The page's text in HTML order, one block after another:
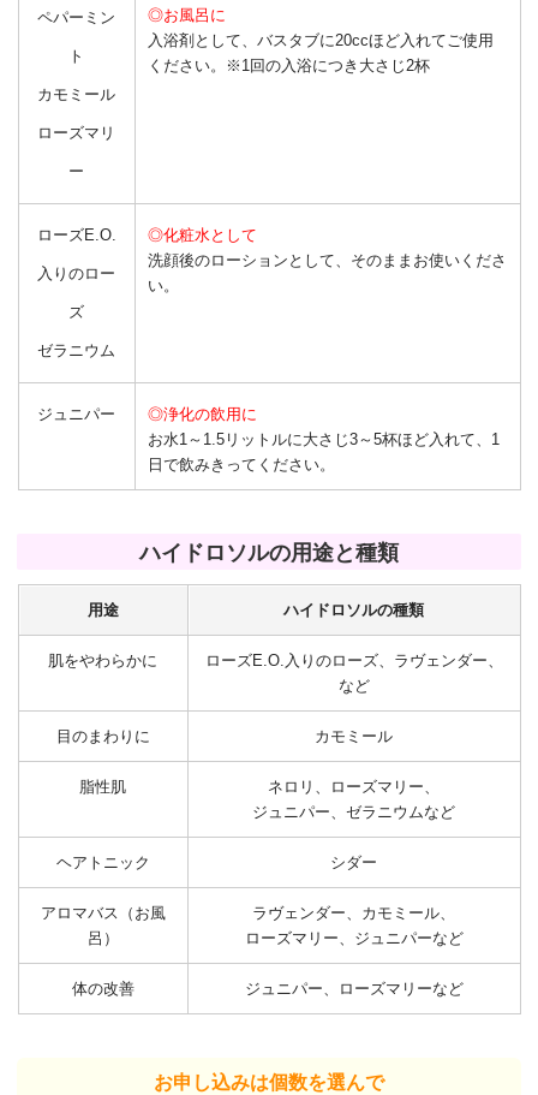
ペパーミン
ト
カモミール
ローズマリ
ー
◎お風呂に
入浴剤として、バスタブに20ccほど入れてご使用
ください。※1回の入浴につき大さじ2杯
ローズE.O.
入りのロー
ズ
ゼラニウム
◎化粧水として
洗顔後のローションとして、そのままお使いくださ
い。
ジュニパー
◎浄化の飲用に
お水1～1.5リットルに大さじ3～5杯ほど入れて、1
日で飲みきってください。
ハイドロソルの用途と種類
用途 ハイドロソルの種類
肌をやわらかに
ローズE.O.入りのローズ、ラヴェンダー、
など
目のまわりに カモミール
脂性肌
ネロリ、ローズマリー、
ジュニパー、ゼラニウムなど
ヘアトニック シダー
アロマバス（お風
呂）
ラヴェンダー、カモミール、
ローズマリー、ジュニパーなど
体の改善 ジュニパー、ローズマリーなど
お申し込みは個数を選んで